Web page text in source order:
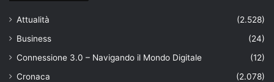
Attualità
(2.528)
Business
(24)
Connessione 3.0 – Navigando il Mondo Digitale
(12)
Cronaca
(2.078)